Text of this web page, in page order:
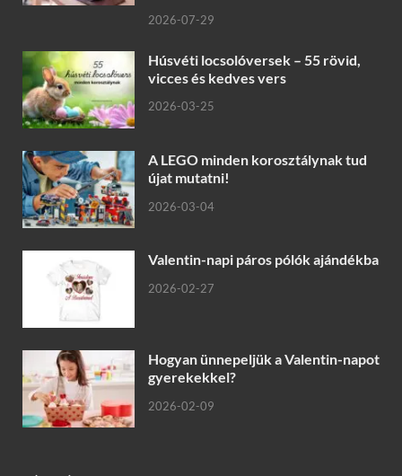
2026-07-29
Húsvéti locsolóversek – 55 rövid,
vicces és kedves vers
2026-03-25
A LEGO minden korosztálynak tud
újat mutatni!
2026-03-04
Valentin-napi páros pólók ajándékba
2026-02-27
Hogyan ünnepeljük a Valentin-napot
gyerekekkel?
2026-02-09